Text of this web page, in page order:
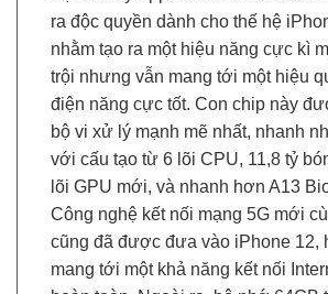
ra độc quyền dành cho thế hệ
nhằm tạo ra một hiệu năng cực kì
trội nhưng vẫn mang tới một hiệu
điện năng cực tốt. Con chip này
bộ vi xử lý mạnh mẽ nhất, nhanh
với cấu tạo từ 6 lõi CPU, 11,8 tỷ
lõi GPU mới, và nhanh hơn A13
Công nghệ kết nối mạng 5G mới
cũng đã được đưa vào iPhone 12,
mang tới một khả năng kết nối